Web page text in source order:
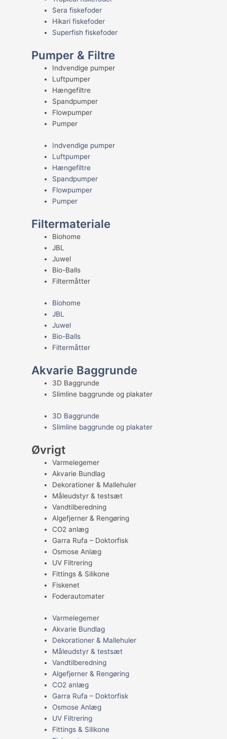
Sera fiskefoder
Hikari fiskefoder
Superfish fiskefoder
Pumper & Filtre
Indvendige pumper
Luftpumper
Hængefiltre
Spandpumper
Flowpumper
Pumper
Indvendige pumper
Luftpumper
Hængefiltre
Spandpumper
Flowpumper
Pumper
Filtermateriale
Biohome
JBL
Juwel
Bio-Balls
Filtermåtter
Biohome
JBL
Juwel
Bio-Balls
Filtermåtter
Akvarie Baggrunde
3D Baggrunde
Slimline baggrunde og plakater
3D Baggrunde
Slimline baggrunde og plakater
Øvrigt
Varmelegemer
Akvarie Bundlag
Dekorationer & Mallehuler
Måleudstyr & testsæt
Vandtilberedning
Algefjerner & Rengøring
CO2 anlæg
Garra Rufa – Doktorfisk
Osmose Anlæg
UV Filtrering
Fittings & Silikone
Fiskenet
Foderautomater
Varmelegemer
Akvarie Bundlag
Dekorationer & Mallehuler
Måleudstyr & testsæt
Vandtilberedning
Algefjerner & Rengøring
CO2 anlæg
Garra Rufa – Doktorfisk
Osmose Anlæg
UV Filtrering
Fittings & Silikone